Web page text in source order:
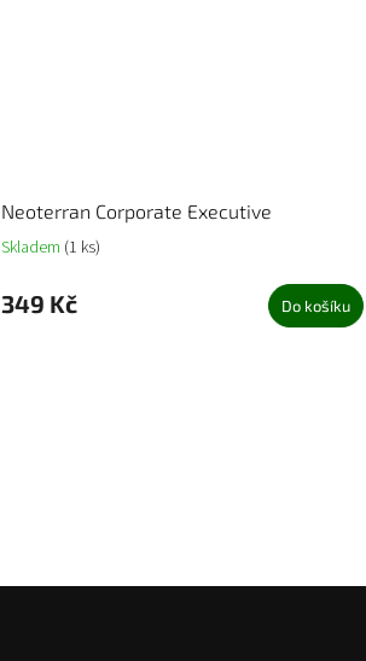
Neoterran Corporate Executive
Skladem (1 ks)
349 Kč Do košíku